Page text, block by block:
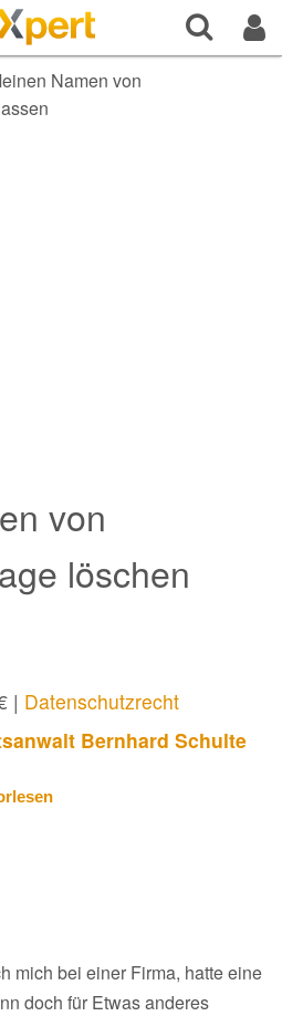
Namen von
von
löschen
| Datenschutzrecht
Bernhard Schulte
mich bei einer Firma, hatte eine
doch für Etwas anderes